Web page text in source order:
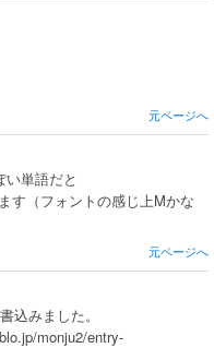
元ページへ
単語だと
す（フォントの感じ上Mかな
元ページへ
込みました。
monju2/entry-